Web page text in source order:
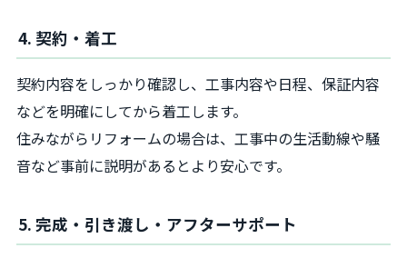
4. 契約・着工
契約内容をしっかり確認し、工事内容や日程、保証内容
などを明確にしてから着工します。
住みながらリフォームの場合は、工事中の生活動線や騒
音など事前に説明があるとより安心です。
5. 完成・引き渡し・アフターサポート